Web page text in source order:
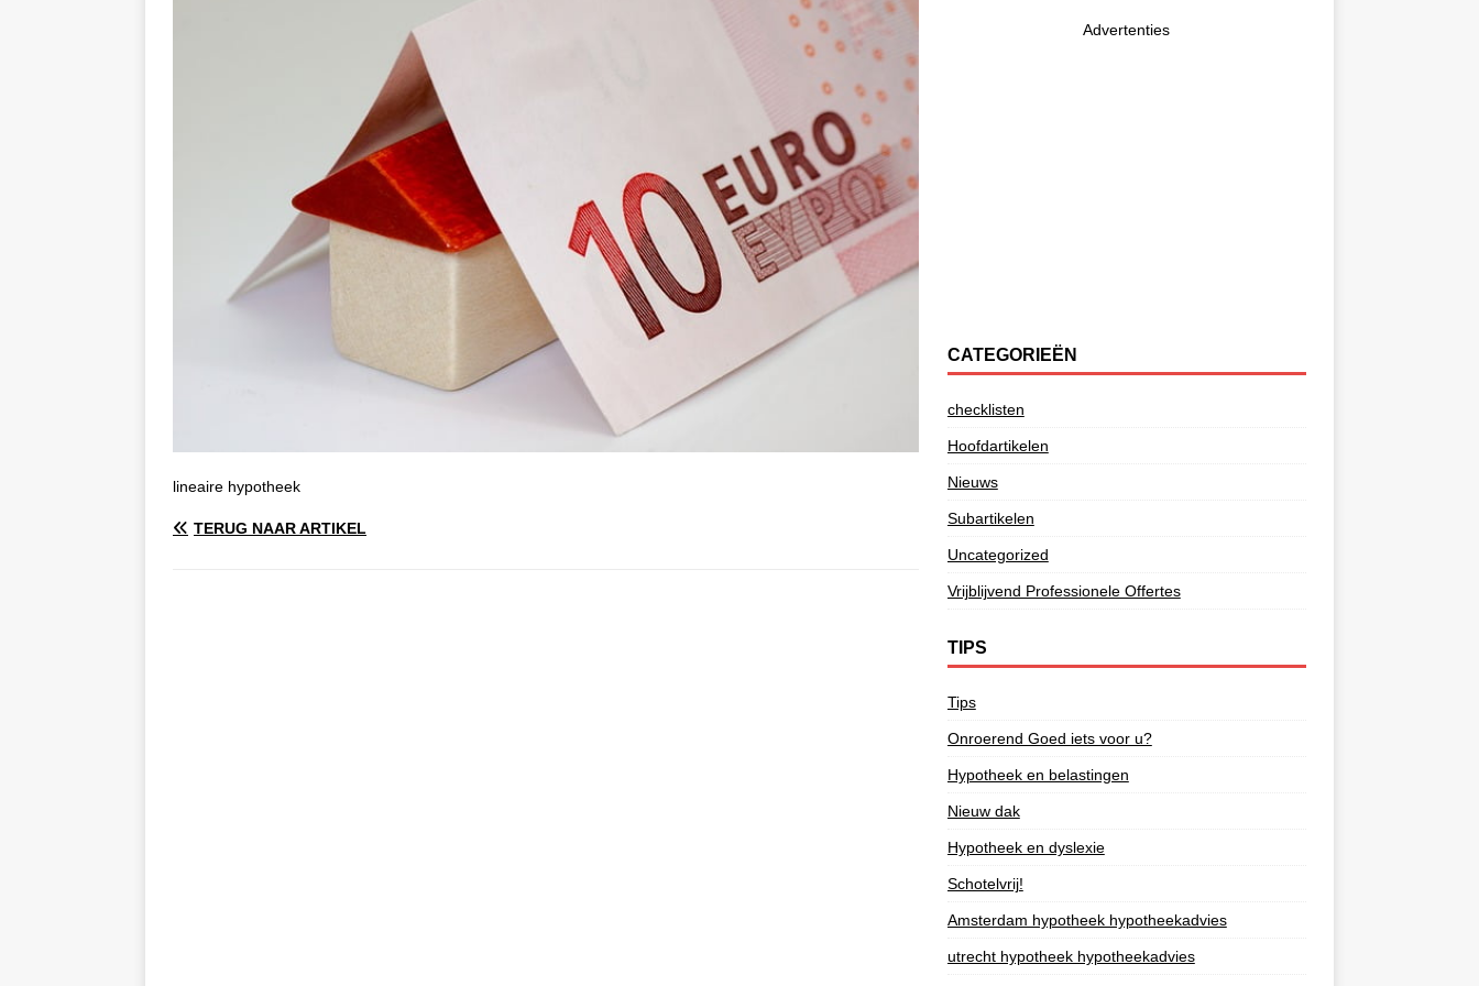
lineaire hypotheek
TERUG NAAR ARTIKEL
Advertenties
CATEGORIEËN
checklisten
Hoofdartikelen
Nieuws
Subartikelen
Uncategorized
Vrijblijvend Professionele Offertes
TIPS
Tips
Onroerend Goed iets voor u?
Hypotheek en belastingen
Nieuw dak
Hypotheek en dyslexie
Schotelvrij!
Amsterdam hypotheek hypotheekadvies
utrecht hypotheek hypotheekadvies